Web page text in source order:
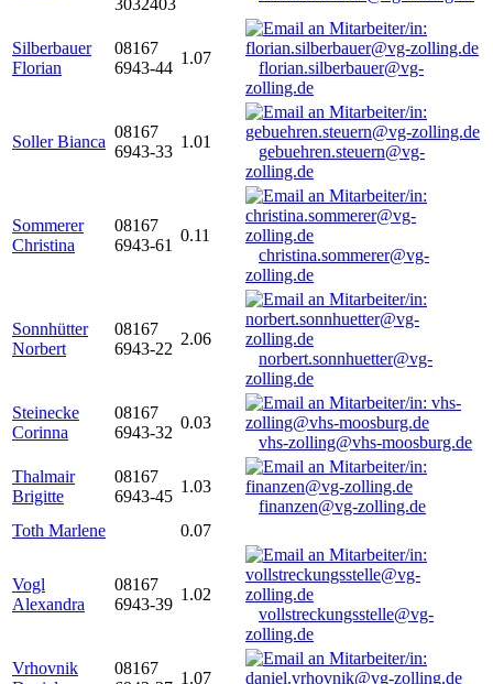
3032403
Silberbauer
Florian
08167
6943-44
1.07
florian.silberbauer@vg-
zolling.de
Soller Bianca
08167
6943-33
1.01
gebuehren.steuern@vg-
zolling.de
Sommerer
Christina
08167
6943-61
0.11
christina.sommerer@vg-
zolling.de
Sonnhütter
Norbert
08167
6943-22
2.06
norbert.sonnhuetter@vg-
zolling.de
Steinecke
Corinna
08167
6943-32
0.03
vhs-zolling@vhs-moosburg.de
Thalmair
Brigitte
08167
6943-45
1.03
finanzen@vg-zolling.de
Toth Marlene
0.07
Vogl
Alexandra
08167
6943-39
1.02
vollstreckungsstelle@vg-
zolling.de
Vrhovnik
08167
1.07